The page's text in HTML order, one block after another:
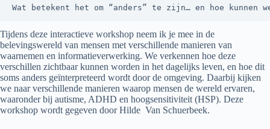
Wat betekent het om “anders” te zijn… en hoe kunnen
Tijdens deze interactieve workshop neem ik je mee in de
belevingswereld van mensen met verschillende manieren van
waarnemen en informatieverwerking. We verkennen hoe deze
verschillen zichtbaar kunnen worden in het dagelijks leven, en hoe dit
soms anders geïnterpreteerd wordt door de omgeving. Daarbij kijken
we naar verschillende manieren waarop mensen de wereld ervaren,
waaronder bij autisme, ADHD en hoogsensitiviteit (HSP). Deze
workshop wordt gegeven door Hilde Van Schuerbeek.